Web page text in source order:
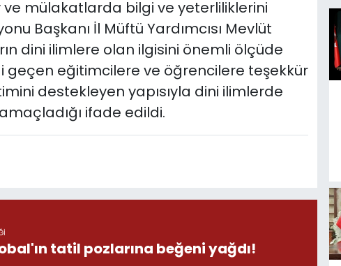
ve mülakatlarda bilgi ve yeterliliklerini
Başkanı İl Müftü Yardımcısı Mevlüt
dini ilimlere olan ilgisini önemli ölçüde
geçen eğitimcilere ve öğrencilere teşekkür
destekleyen yapısıyla dini ilimlerde
ifade edildi.
tatil pozlarına beğeni yağdı!